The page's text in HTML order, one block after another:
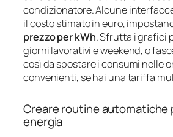
condizionatore. Alcune
il costo stimato in euro,
prezzo per kWh. Sfrutta i grafici
giorni lavorativi e weekend, o
così da spostare i consumi nelle
convenienti, se hai una tariffa
Creare routine automatiche
energia